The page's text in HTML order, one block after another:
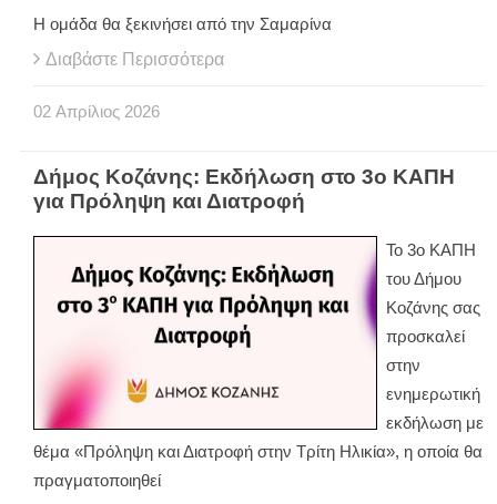
Η ομάδα θα ξεκινήσει από την Σαμαρίνα
Διαβάστε Περισσότερα
02 Απρίλιος 2026
Δήμος Κοζάνης: Εκδήλωση στο 3ο ΚΑΠΗ
για Πρόληψη και Διατροφή
Το 3ο ΚΑΠΗ
του Δήμου
Κοζάνης σας
προσκαλεί
στην
ενημερωτική
εκδήλωση με
θέμα «Πρόληψη και Διατροφή στην Τρίτη Ηλικία», η οποία θα
πραγματοποιηθεί